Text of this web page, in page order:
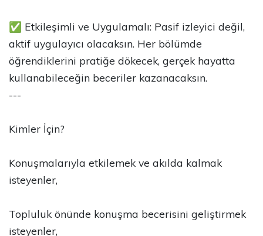
✅ Etkileşimli ve Uygulamalı: Pasif izleyici değil,
aktif uygulayıcı olacaksın. Her bölümde
öğrendiklerini pratiğe dökecek, gerçek hayatta
kullanabileceğin beceriler kazanacaksın.
---
Kimler İçin?
Konuşmalarıyla etkilemek ve akılda kalmak
isteyenler,
Topluluk önünde konuşma becerisini geliştirmek
isteyenler,